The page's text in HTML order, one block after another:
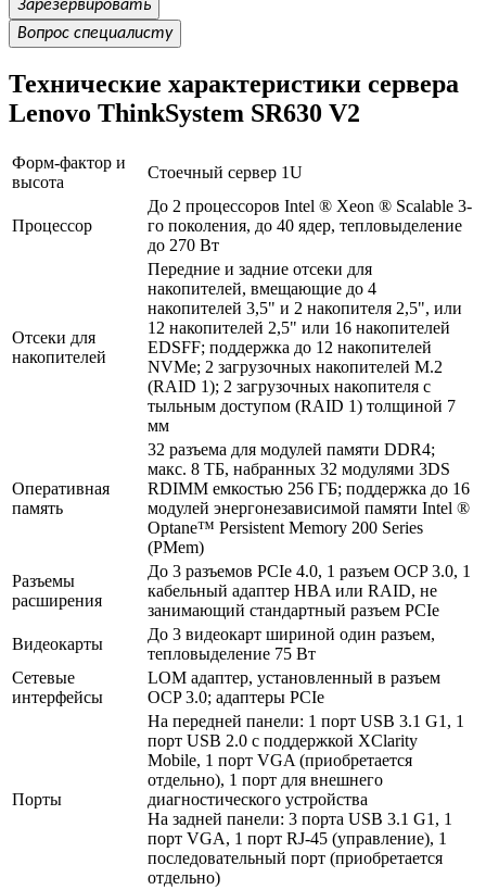
Зарезервировать
Вопрос специалисту
Технические характеристики сервера
Lenovo ThinkSystem SR630 V2
Форм-фактор и
высота
Стоечный сервер 1U
Процессор
До 2 процессоров Intel ® Xeon ® Scalable 3-
го поколения, до 40 ядер, тепловыделение
до 270 Вт
Отсеки для
накопителей
Передние и задние отсеки для
накопителей, вмещающие до 4
накопителей 3,5" и 2 накопителя 2,5", или
12 накопителей 2,5" или 16 накопителей
EDSFF; поддержка до 12 накопителей
NVMe; 2 загрузочных накопителей M.2
(RAID 1); 2 загрузочных накопителя с
тыльным доступом (RAID 1) толщиной 7
мм
Оперативная
память
32 разъема для модулей памяти DDR4;
макс. 8 ТБ, набранных 32 модулями 3DS
RDIMM емкостью 256 ГБ; поддержка до 16
модулей энергонезависимой памяти Intel ®
Optane™ Persistent Memory 200 Series
(PMem)
Разъемы
расширения
До 3 разъемов PCIe 4.0, 1 разъем OCP 3.0, 1
кабельный адаптер HBA или RAID, не
занимающий стандартный разъем PCIe
Видеокарты
До 3 видеокарт шириной один разъем,
тепловыделение 75 Вт
Сетевые
интерфейсы
LOM адаптер, установленный в разъем
OCP 3.0; адаптеры PCIe
Порты
На передней панели: 1 порт USB 3.1 G1, 1
порт USB 2.0 с поддержкой XClarity
Mobile, 1 порт VGA (приобретается
отдельно), 1 порт для внешнего
диагностического устройства
На задней панели: 3 порта USB 3.1 G1, 1
порт VGA, 1 порт RJ-45 (управление), 1
последовательный порт (приобретается
отдельно)